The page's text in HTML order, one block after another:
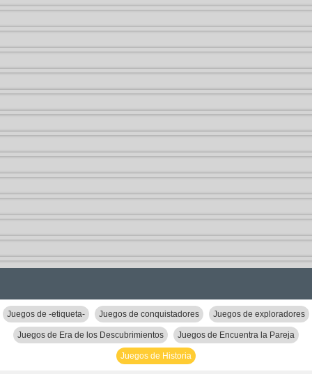
Juegos de -etiqueta- Juegos de conquistadores Juegos de exploradores
Juegos de Era de los Descubrimientos Juegos de Encuentra la Pareja
Juegos de Historia